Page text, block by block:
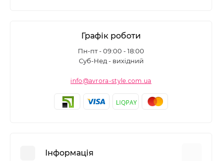
Графік роботи
Пн-пт - 09:00 - 18:00
Суб-Нед - вихідний
info@avrora-style.com.ua
Інформація